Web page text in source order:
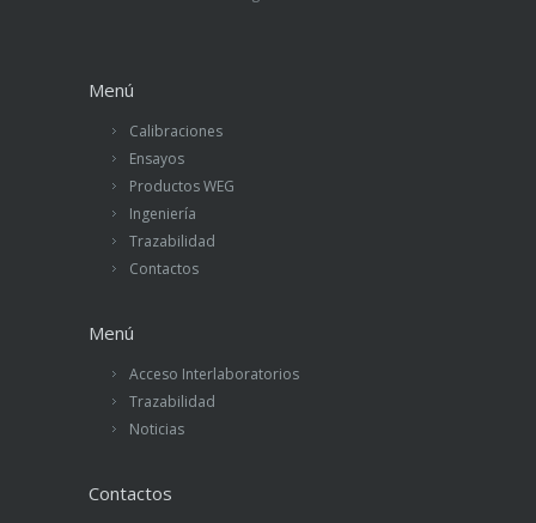
Menú
Calibraciones
Ensayos
Productos WEG
Ingeniería
Trazabilidad
Contactos
Menú
Acceso Interlaboratorios
Trazabilidad
Noticias
Contactos